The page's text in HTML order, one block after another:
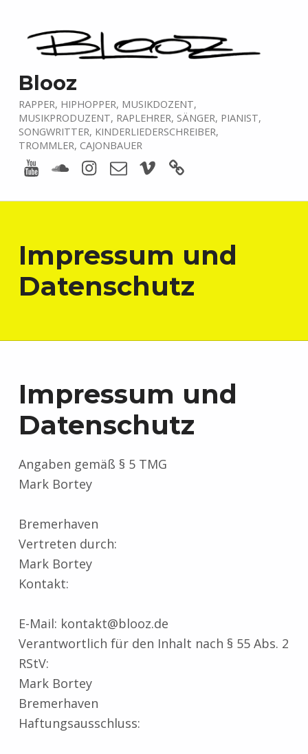
Blooz
RAPPER, HIPHOPPER, MUSIKDOZENT,
MUSIKPRODUZENT, RAPLEHRER, SÄNGER, PIANIST,
SONGWRITTER, KINDERLIEDERSCHREIBER,
TROMMLER, CAJONBAUER
Youtube
Soundcloud
Instagram
E-MailVimeo
Impressum und
Datenschutz
Impressum und
Datenschutz
Angaben gemäß § 5 TMG
Mark Bortey
Bremerhaven
Vertreten durch:
Mark Bortey
Kontakt:
E-Mail: kontakt@blooz.de
Verantwortlich für den Inhalt nach § 55 Abs. 2
RStV:
Mark Bortey
Bremerhaven
Haftungsausschluss: